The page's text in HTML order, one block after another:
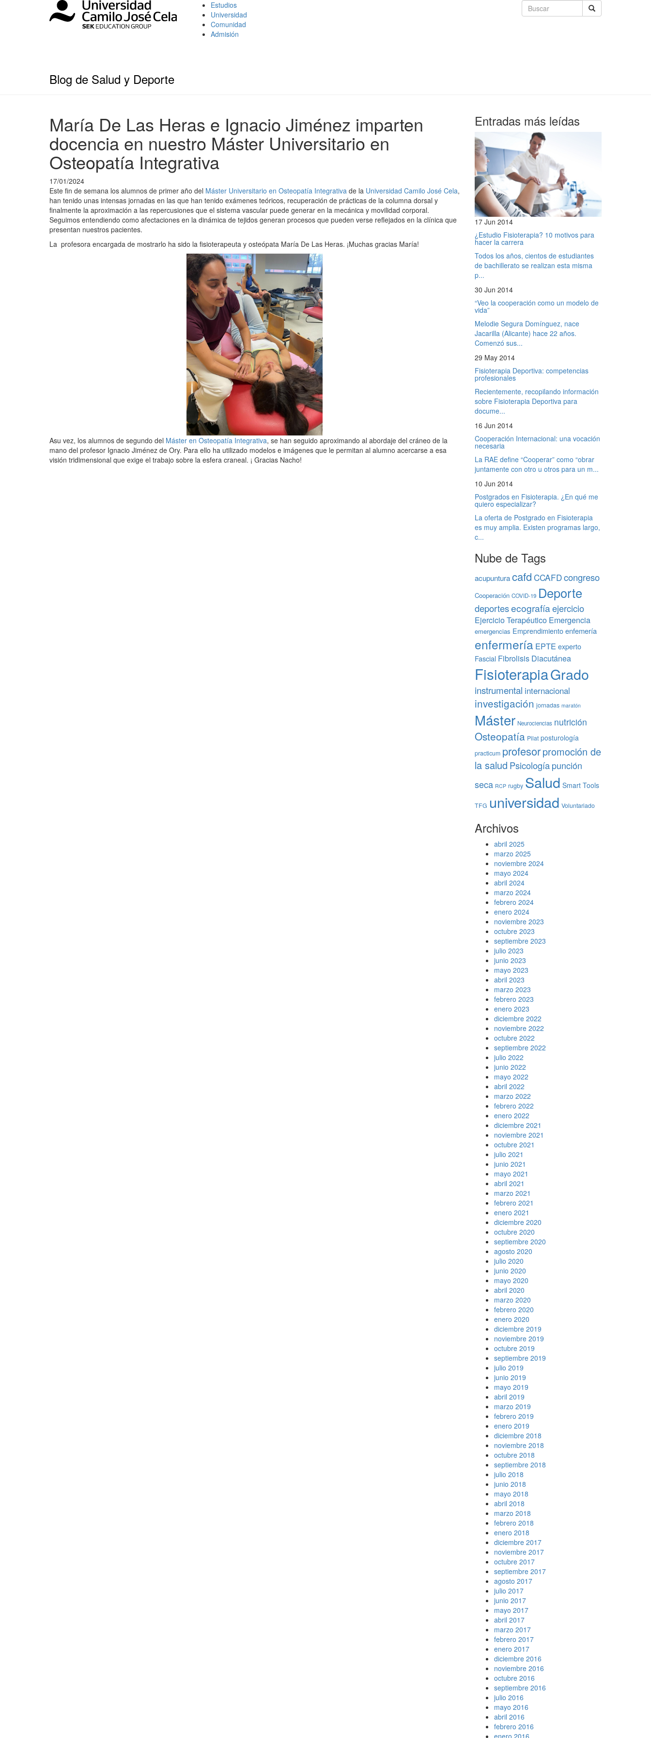
Estudios
Universidad
Comunidad
Admisión
Blog de Salud y Deporte
María De Las Heras e Ignacio Jiménez imparten
docencia en nuestro Máster Universitario en
Osteopatía Integrativa
17/01/2024
Este fin de semana los alumnos de primer año del Máster Universitario en Osteopatía Integrativa de la Universidad Camilo José Cela,
han tenido unas intensas jornadas en las que han tenido exámenes teóricos, recuperación de prácticas de la columna dorsal y
finalmente la aproximación a las repercusiones que el sistema vascular puede generar en la mecánica y movilidad corporal.
Seguimos entendiendo como afectaciones en la dinámica de tejidos generan procesos que pueden verse reflejados en la clínica que
presentan nuestros pacientes.
La profesora encargada de mostrarlo ha sido la fisioterapeuta y osteópata María De Las Heras. ¡Muchas gracias María!
Asu vez, los alumnos de segundo del Máster en Osteopatía Integrativa, se han seguido aproximando al abordaje del cráneo de la
mano del profesor Ignacio Jiménez de Ory. Para ello ha utilizado modelos e imágenes que le permitan al alumno acercarse a esa
visión tridimensional que exige el trabajo sobre la esfera craneal. ¡ Gracias Nacho!
Entradas más leídas
17 Jun 2014
¿Estudio Fisioterapia? 10 motivos para
hacer la carrera
Todos los años, cientos de estudiantes
de bachillerato se realizan esta misma
p...
30 Jun 2014
“Veo la cooperación como un modelo de
vida”
Melodie Segura Domínguez, nace
Jacarilla (Alicante) hace 22 años.
Comenzó sus...
29 May 2014
Fisioterapia Deportiva: competencias
profesionales
Recientemente, recopilando información
sobre Fisioterapia Deportiva para
docume...
16 Jun 2014
Cooperación Internacional: una vocación
necesaria
La RAE define “Cooperar” como “obrar
juntamente con otro u otros para un m...
10 Jun 2014
Postgrados en Fisioterapia. ¿En qué me
quiero especializar?
La oferta de Postgrado en Fisioterapia
es muy amplia. Existen programas largo,
c...
Nube de Tags
acupuntura cafd CCAFDcongreso
Cooperación COVID-19 Deporte
deportesecografíaejercicio
Ejercicio Terapéutico Emergencia
emergencias Emprendimiento enfemería
enfermería EPTE experto
Fascial Fibrolisis Diacutánea
FisioterapiaGrado
instrumental internacional
investigación jornadas maratón
Máster Neurociencias nutrición
Osteopatía Pilat posturología
practicum profesorpromoción de
la salud Psicología punción
seca RCP rugby Salud Smart Tools
TFG universidad Voluntariado
Archivos
abril 2025
marzo 2025
noviembre 2024
mayo 2024
abril 2024
marzo 2024
febrero 2024
enero 2024
noviembre 2023
octubre 2023
septiembre 2023
julio 2023
junio 2023
mayo 2023
abril 2023
marzo 2023
febrero 2023
enero 2023
diciembre 2022
noviembre 2022
octubre 2022
septiembre 2022
julio 2022
junio 2022
mayo 2022
abril 2022
marzo 2022
febrero 2022
enero 2022
diciembre 2021
noviembre 2021
octubre 2021
julio 2021
junio 2021
mayo 2021
abril 2021
marzo 2021
febrero 2021
enero 2021
diciembre 2020
octubre 2020
septiembre 2020
agosto 2020
julio 2020
junio 2020
mayo 2020
abril 2020
marzo 2020
febrero 2020
enero 2020
diciembre 2019
noviembre 2019
octubre 2019
septiembre 2019
julio 2019
junio 2019
mayo 2019
abril 2019
marzo 2019
febrero 2019
enero 2019
diciembre 2018
noviembre 2018
octubre 2018
septiembre 2018
julio 2018
junio 2018
mayo 2018
abril 2018
marzo 2018
febrero 2018
enero 2018
diciembre 2017
noviembre 2017
octubre 2017
septiembre 2017
agosto 2017
julio 2017
junio 2017
mayo 2017
abril 2017
marzo 2017
febrero 2017
enero 2017
diciembre 2016
noviembre 2016
octubre 2016
septiembre 2016
julio 2016
mayo 2016
abril 2016
febrero 2016
enero 2016